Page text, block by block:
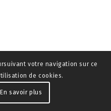
votre navigation sur ce
de cookies.
En savoir plus